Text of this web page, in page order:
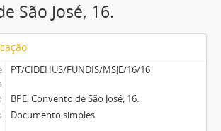
São José, 16.
PT/CIDEHUS/FUNDIS/MSJE/16/16
BPE, Convento de São José, 16.
Documento simples